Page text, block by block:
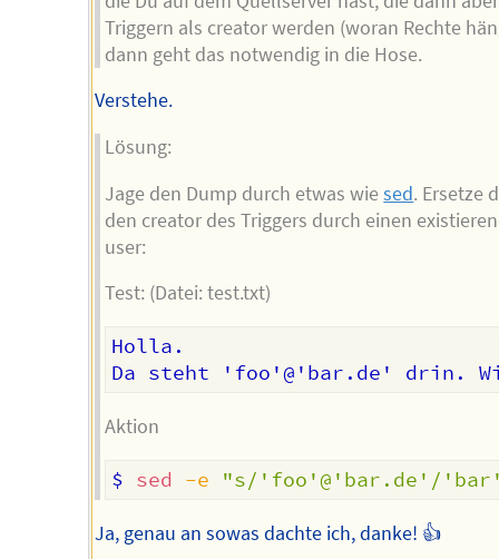
Triggern als creator werden (woran Rechte
dann geht das notwendig in die Hose.
Verstehe.
Lösung:
Jage den Dump durch etwas wiesed. Ersetze
den creator des Triggers durch einen
user:
Test: (Datei: test.txt)
Holla.
Aktion
$ sed -e "s/'foo'@'bar.de'/
Ja, genau an sowas dachte ich, danke! 👍